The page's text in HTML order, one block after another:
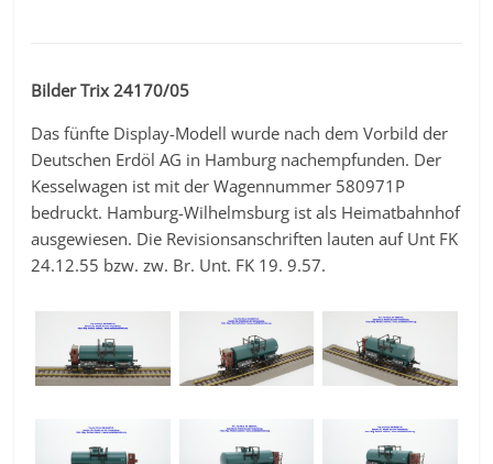
Bilder Trix 24170/05
Das fünfte Display-Modell wurde nach dem Vorbild der
Deutschen Erdöl AG in Hamburg nachempfunden. Der
Kesselwagen ist mit der Wagennummer 580971P
bedruckt. Hamburg-Wilhelmsburg ist als Heimatbahnhof
ausgewiesen. Die Revisionsanschriften lauten auf Unt FK
24.12.55 bzw. zw. Br. Unt. FK 19. 9.57.